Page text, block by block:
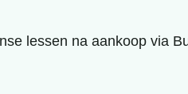
lessen na aankoop via